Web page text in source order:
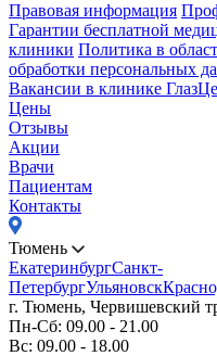
Правовая информация
Гарантии бесплатной
клиники Политика в
обработки персональных
Вакансии в клинике
Цены
Отзывы
Акции
Врачи
Пациентам
Контакты
Тюмень
ЕкатеринбургСанкт-
ПетербургУльяновск
г. Тюмень, Червишевский
Пн-Сб: 09.00 - 21.00
Вс: 09.00 - 18.00